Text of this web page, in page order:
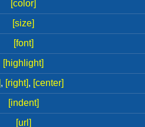
[color]
[size]
[font]
[highlight]
, [right], [center]
[indent]
[url]